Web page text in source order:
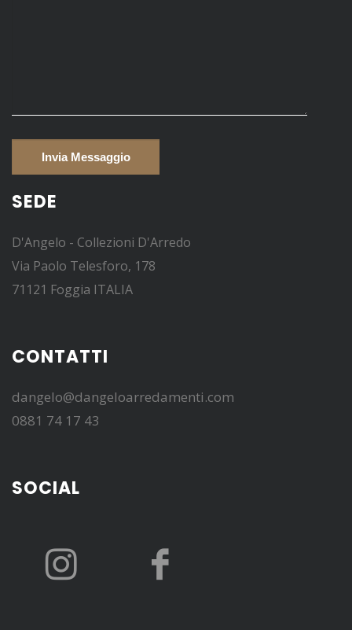
SEDE
D'Angelo - Collezioni D'Arredo
Via Paolo Telesforo, 178
71121 Foggia ITALIA
CONTATTI
dangelo@dangeloarredamenti.com
0881 74 17 43
SOCIAL